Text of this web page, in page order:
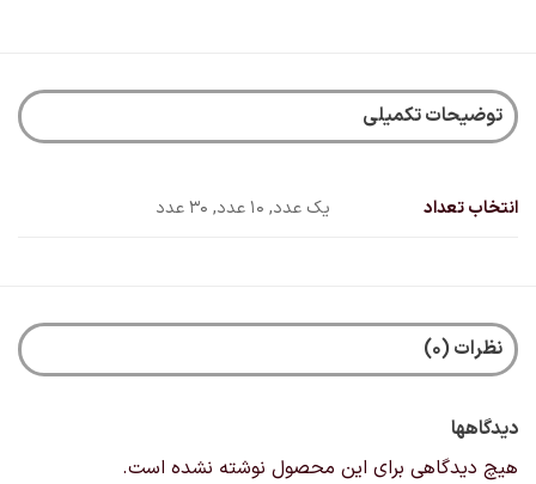
توضیحات تکمیلی
انتخاب تعداد یک عدد, 10 عدد, 30 عدد
نظرات (0)
دیدگاهها
هیچ دیدگاهی برای این محصول نوشته نشده است.